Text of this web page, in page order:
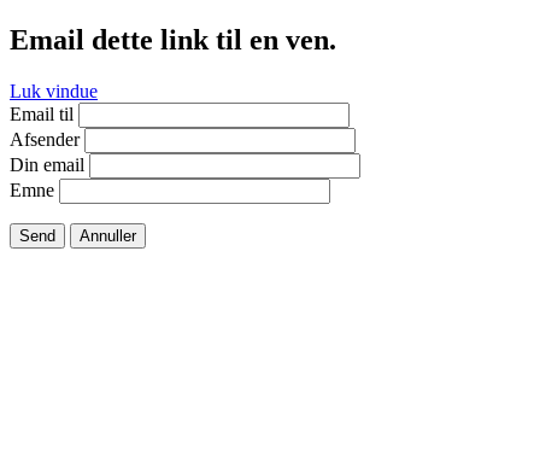
Email dette link til en ven.
Luk vindue
Email til
Afsender
Din email
Emne
Send Annuller